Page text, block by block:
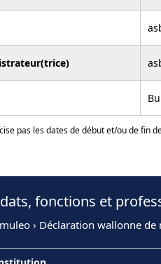
pas les dates de début et/ou de fin
fonctions et
› Déclaration wallonne